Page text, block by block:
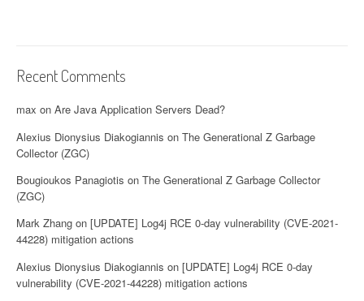
Recent Comments
max on Are Java Application Servers Dead?
Alexius Dionysius Diakogiannis on The Generational Z Garbage
Collector (ZGC)
Bougioukos Panagiotis on The Generational Z Garbage Collector
(ZGC)
Mark Zhang on [UPDATE] Log4j RCE 0-day vulnerability (CVE-2021-
44228) mitigation actions
Alexius Dionysius Diakogiannis on [UPDATE] Log4j RCE 0-day
vulnerability (CVE-2021-44228) mitigation actions